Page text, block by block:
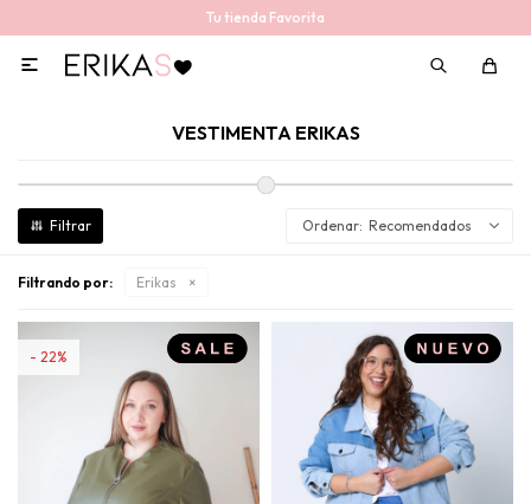
Tu tienda Favorita

VESTIMENTA ERIKAS
Recomendados
Filtrando por: Erikas
22